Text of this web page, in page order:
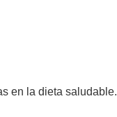
en la dieta saludable.